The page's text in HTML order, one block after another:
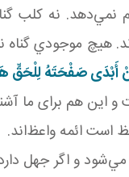
نه کلب
هيچ موجودي گناه
أَبْدَى صَفْحَتَهُ لِلْحَقِّ
هم برای ما
است ائمه واعظ‌اند.
و اگر جهل